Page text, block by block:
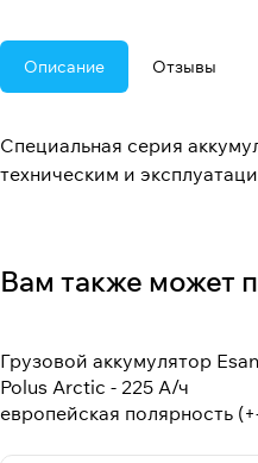
Описание Отзывы
Специальная серия
техническим и
Вам также может
Грузовой аккумулятор Esan
Polus Arctic - 225 А/ч
европейская полярность